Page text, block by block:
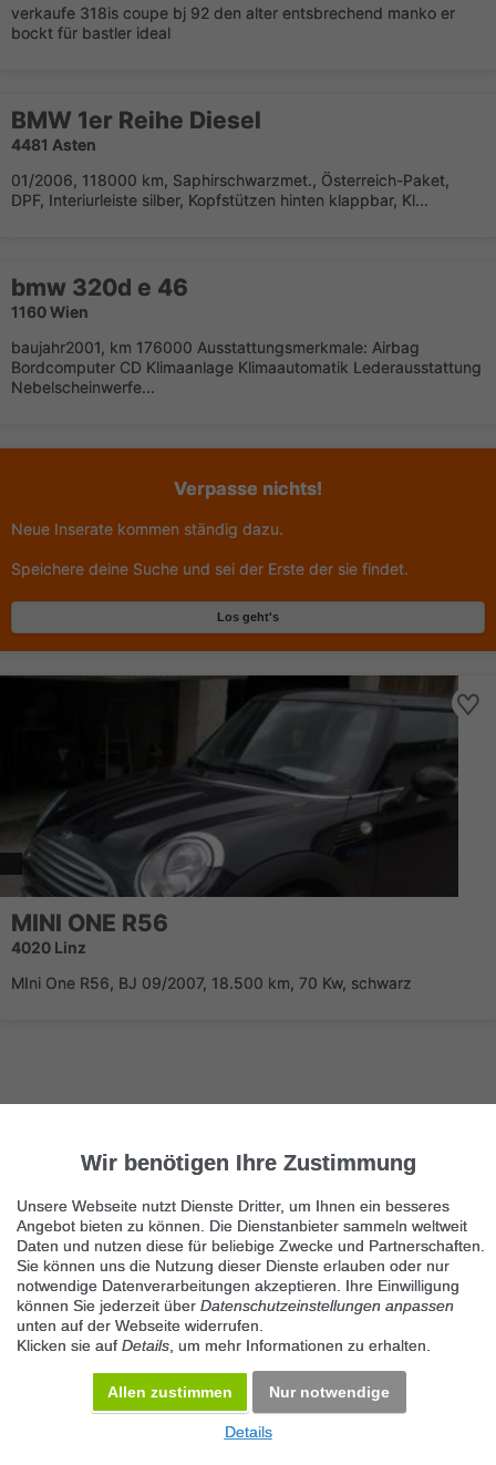
verkaufe 318is coupe bj 92 den alter entsbrechend manko er
bockt für bastler ideal
BMW 1er Reihe Diesel
4481 Asten
01/2006, 118000 km, Saphirschwarzmet., Österreich-Paket,
DPF, Interiurleiste silber, Kopfstützen hinten klappbar, Kl...
bmw 320d e 46
1160 Wien
baujahr2001, km 176000 Ausstattungsmerkmale: Airbag
Bordcomputer CD Klimaanlage Klimaautomatik Lederausstattung
Nebelscheinwerfe...
Verpasse nichts!
Neue Inserate kommen ständig dazu.
Speichere deine Suche und sei der Erste der sie findet.
Los geht's
MINI ONE R56
4020 Linz
MIni One R56, BJ 09/2007, 18.500 km, 70 Kw, schwarz
Nächste Seite
BMW
Immer die neuesten Anzeigen erhalten?
Kein Angebot verpassen, täglich per E-Mail.
Benachrichtigung aktivieren
KOSTENLOS INSERIEREN
Wir benötigen Ihre Zustimmung
Unsere Webseite nutzt Dienste Dritter, um Ihnen ein besseres
Angebot bieten zu können. Die Dienstanbieter sammeln weltweit
Daten und nutzen diese für beliebige Zwecke und Partnerschaften.
Sie können uns die Nutzung dieser Dienste erlauben oder nur
notwendige Datenverarbeitungen akzeptieren. Ihre Einwilligung
können Sie jederzeit über Datenschutzeinstellungen anpassen
unten auf der Webseite widerrufen.
Klicken sie auf Details , um mehr Informationen zu erhalten.
Allen zustimmen Nur notwendige
Details